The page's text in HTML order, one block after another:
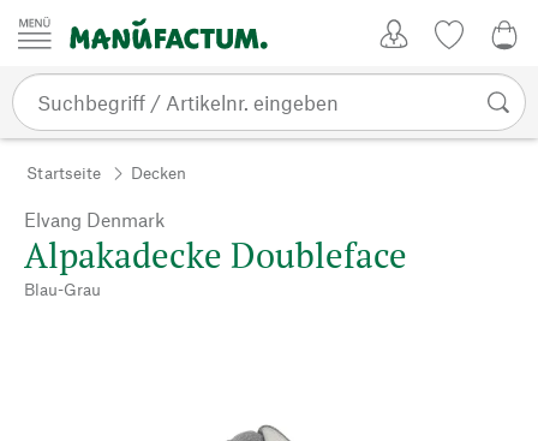
Zum Inhalt springen
Startseite Decken
Elvang Denmark
Alpakadecke Doubleface
Blau-Grau